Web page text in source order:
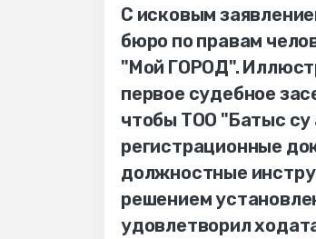
С исковым
бюро по правам
"Мой ГОРОД".
первое судебное
чтобы ТОО "Батыс су
регистрационные
должностные
решением
удовлетворил